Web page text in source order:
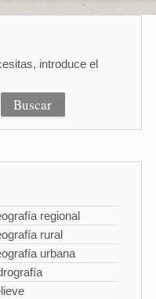
introduce el
regional
rural
urbana